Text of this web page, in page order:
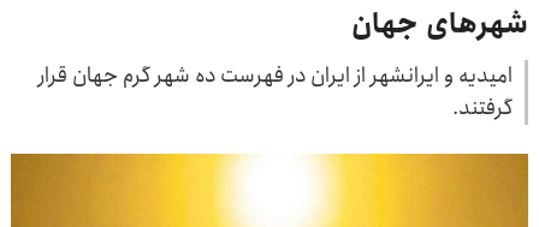
شهرهای جهان
امیدیه و ایرانشهر از ایران در فهرست ده شهر گرم جهان قرار
گرفتند.